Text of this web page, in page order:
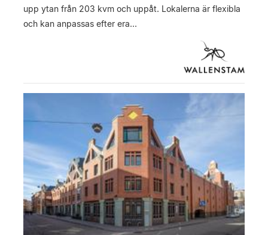
upp ytan från 203 kvm och uppåt. Lokalerna är flexibla
och kan anpassas efter era...